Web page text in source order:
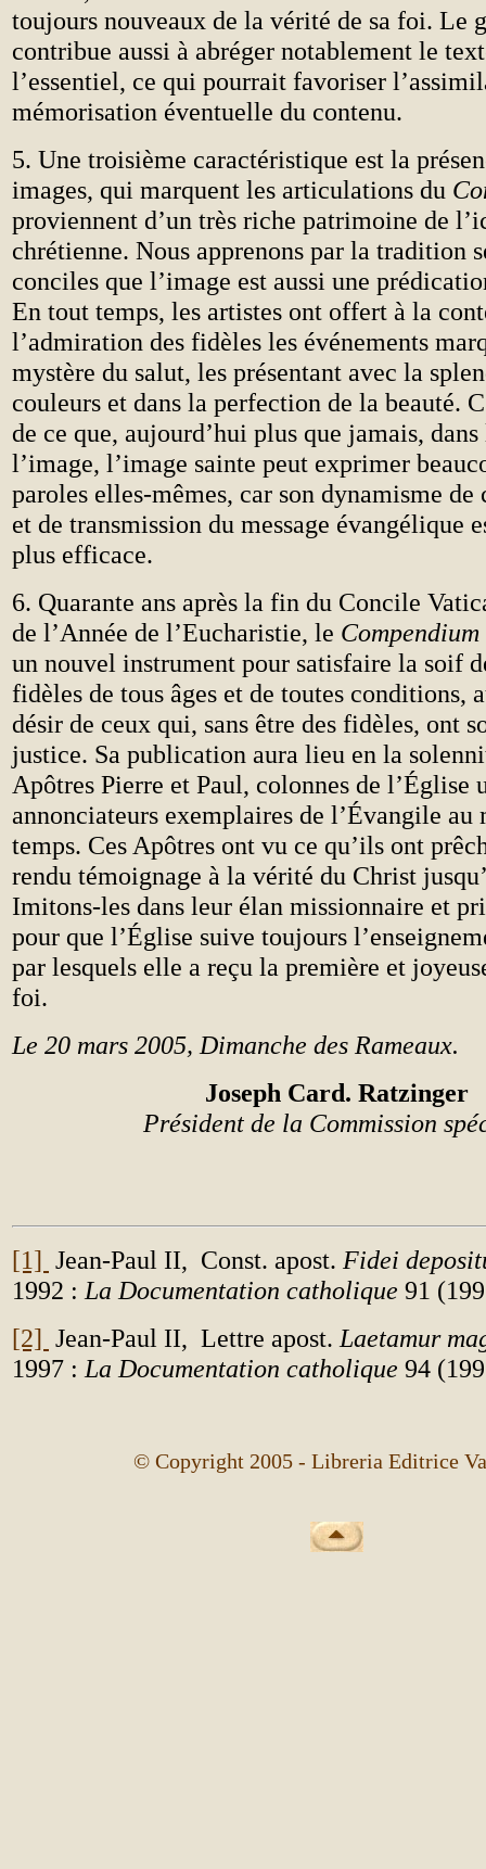
toujours nouveaux de la vérité de sa foi. Le
contribue aussi à abréger notablement le
l’essentiel, ce qui pourrait favoriser
mémorisation éventuelle du contenu.
5. Une troisième caractéristique est la
images, qui marquent les articulations du
proviennent d’un très riche patrimoine de
chrétienne. Nous apprenons par la tradition
conciles que l’image est aussi une
En tout temps, les artistes ont offert à la
l’admiration des fidèles les événements
mystère du salut, les présentant avec la
couleurs et dans la perfection de la beauté.
de ce que, aujourd’hui plus que jamais,
l’image, l’image sainte peut exprimer
paroles elles-mêmes, car son dynamisme
et de transmission du message évangélique
plus efficace.
6. Quarante ans après la fin du Concile
de l’Année de l’Eucharistie, le Compendium
un nouvel instrument pour satisfaire la soif
fidèles de tous âges et de toutes conditions,
désir de ceux qui, sans être des fidèles, ont
justice. Sa publication aura lieu en la
Apôtres Pierre et Paul, colonnes de l’Église
annonciateurs exemplaires de l’Évangile au
temps. Ces Apôtres ont vu ce qu’ils ont
rendu témoignage à la vérité du Christ
Imitons-les dans leur élan missionnaire et
pour que l’Église suive toujours
par lesquels elle a reçu la première et
foi.
Le 20 mars 2005, Dimanche des Rameaux.
Joseph Card. Ratzinger
Président de la Commission
[1] Jean-Paul II, Const. apost. Fidei
1992 : La Documentation catholique 91
[2] Jean-Paul II, Lettre apost. Laetamur
1997 : La Documentation catholique 94
© Copyright 2005 - Libreria Editrice